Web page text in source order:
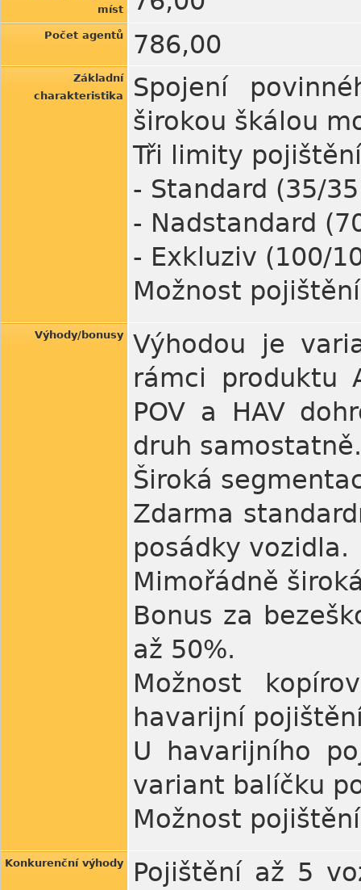
míst
Počet agentů 786,00
Základní
charakteristika
Spojení
širokou škálou
Tři limity
- Standard (35/
- Nadstandard
- Exkluziv (100/
Možnost
Výhody/bonusy
Výhodou je
rámci produktu
POV a HAV
druh samostatně.
Široká
Zdarma
posádky vozidla.
Mimořádně
Bonus za
až 50%.
Možnost
havarijní
U havarijního
variant balíčku
Možnost
Konkurenční výhody
Pojištění až 5